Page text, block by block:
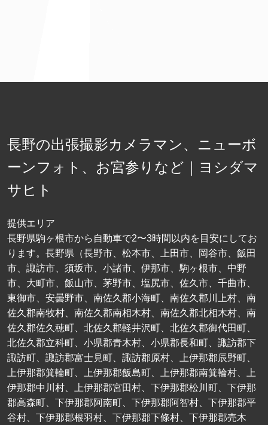
長野の出張撮影カメラマン、ニューボ
ーンフォト、お宮参りなど｜ヨシダマ
サヒト
提供エリア
長野県駒ヶ根市から自動車で2〜3時間以内を目安にしてお
ります。長野県（長野市、松本市、上田市、岡谷市、飯田
市、諏訪市、須坂市、小諸市、伊那市、駒ヶ根市、中野
市、大町市、飯山市、茅野市、塩尻市、佐久市、千曲市、
東御市、安曇野市、南佐久郡小海町、南佐久郡川上村、南
佐久郡南牧村、南佐久郡南相木村、南佐久郡北相木村、南
佐久郡佐久穂町、北佐久郡軽井沢町、北佐久郡御代田町、
北佐久郡立科町、小県郡青木村、小県郡長和町、諏訪郡下
諏訪町、諏訪郡富士見町、諏訪郡原村、上伊那郡辰野町、
上伊那郡箕輪町、上伊那郡飯島町、上伊那郡南箕輪村、上
伊那郡中川村、上伊那郡宮田村、下伊那郡松川町、下伊那
郡高森町、下伊那郡阿南町、下伊那郡阿智村、下伊那郡平
谷村、下伊那郡根羽村、下伊那郡下條村、下伊那郡売木